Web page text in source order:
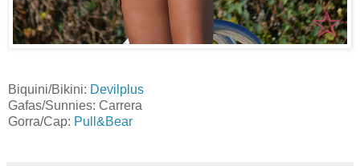
Biquini/Bikini: Devilplus
Gafas/Sunnies: Carrera
Gorra/Cap: Pull&Bear